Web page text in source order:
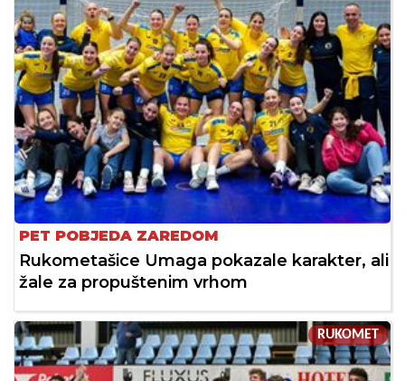
PET POBJEDA ZAREDOM
Rukometašice Umaga pokazale karakter, ali
žale za propuštenim vrhom
RUKOMET